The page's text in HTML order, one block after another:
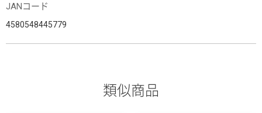
JANコード
4580548445779
類似商品